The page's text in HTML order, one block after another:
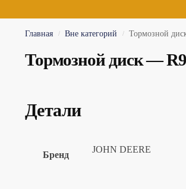
Главная / Вне категорий / Тормозной
Тормозной диск —
Детали
Бренд
JOHN DEERE